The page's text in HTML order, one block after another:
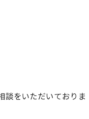
談をいただいておりま